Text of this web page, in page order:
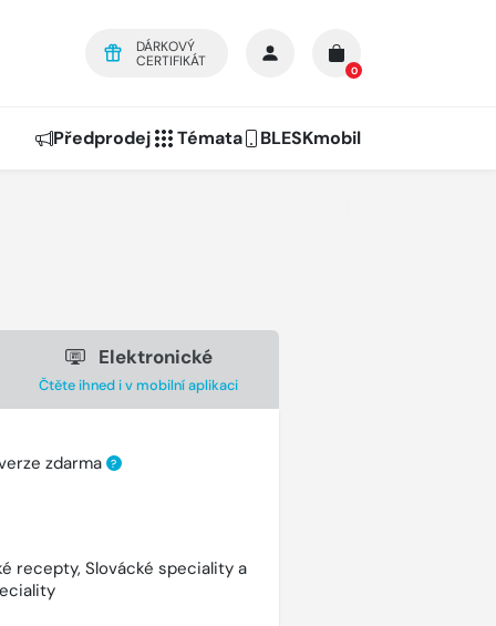
DÁRKOVÝ
CERTIFIKÁT
0
Předprodej Témata BLESKmobil
Elektronické
Čtěte ihned i v mobilní aplikaci
zdarma ?
recepty, Slovácké speciality a